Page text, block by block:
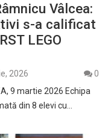
Vâlcea:
s-a calificat
LEGO
2026
0
9 martie 2026 Echipa
din 8 elevi cu…